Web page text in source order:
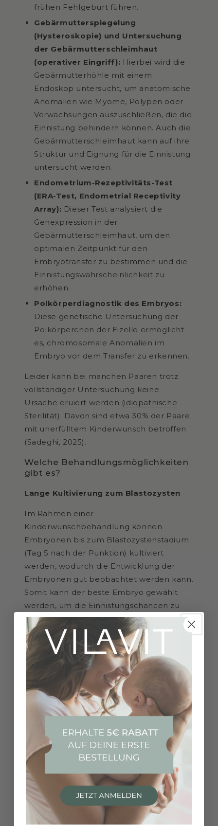
frühen Fehlgeburt führen.
Gebärmutterspiegelung
(Hysteroskopie) und Untersuchung
der Gebärmutterschleimhaut
(operativer Eingriff): Hierbei wird die
Gebärmutterhöhle mit einem
Endoskop untersucht, um anatomische
Anomalien wie Myome, Polypen oder
Verwachsungen auszuschließen, die die
Einnistung behindern können. Auch die
Gebärmutterschleimhaut kann auf ihre
Struktur und Eignung für die Einnistung
untersucht werden.
Endometrium-Rezeptivitäts-Test
(ERA-Test, Endometrial Receptivity
Array): Dieser Test analysiert die
Genexpression in der
Gebärmutterschleimhaut, um den
optimalen Zeitpunkt für den
Embryotransfer zu bestimmen und die
Einnistungswahrscheinlichkeit zu
erhöhen.
Polkörperdiagnostik des Embryos:
Diese genetische Untersuchung der
Polkörperchen der Eizelle ermöglicht
es, chromosomale Anomalien im
Embryo vor dem Transfer zu erkennen.
Leider kann bei manchen Paaren trotz
vollständiger Untersuchung keine
Ursache eruiert werden (idiopathische
Sterilität). Davon sind etwa 30% der Paare
mit unerfülltem Kinderwunsch betroffen
(Sadeghi, 2025).
Welche Behandlungsmöglichkeiten
gibt es?
Lange Kultivierung zum Blastozysten
Im Rahmen einer
Kinderwunschbehandlung können
Embryonen bis zum Blastozystenstadium
(Tag 5 nach der Punktion) kultiviert
werden, wodurch die Entwicklung der
Embryonen gut beobachtet werden kann.
Somit kann der beste Embryo gewählt
werden, um die Einnistungschancen zu
erhöhen.
Behandlung mit Heparin
Bei Frauen mit Gerinnungsstörungen wird
eine Behandlung mit Heparin empfohlen.
Dies wird meist bis in die 12.
Schwangerschaftswoche oder auch
während der gesamten Schwangerschaft
Antioxidantien für die Eizellqualität
Eine gesunde Eizelle bildet das
Fundament für einen qualitativ
hochwertigen Embryo. Optimale
Bedingungen während des Heranreifens
des Follikels und der darin enthaltenen